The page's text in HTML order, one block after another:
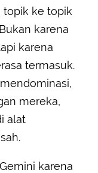
topik ke topik
karena
karena
termasuk.
mereka,
alat
karena